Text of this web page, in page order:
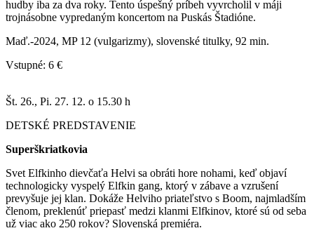
hudby iba za dva roky. Tento úspešný príbeh vyvrcholil v máji
trojnásobne vypredaným koncertom na Puskás Štadióne.
Maď.-2024, MP 12 (vulgarizmy), slovenské titulky, 92 min.
Vstupné: 6 €
Št. 26., Pi. 27. 12. o 15.30 h
DETSKÉ PREDSTAVENIE
Superškriatkovia
Svet Elfkinho dievčaťa Helvi sa obráti hore nohami, keď objaví
technologicky vyspelý Elfkin gang, ktorý v zábave a vzrušení
prevyšuje jej klan. Dokáže Helviho priateľstvo s Boom, najmladším
členom, preklenúť priepasť medzi klanmi Elfkinov, ktoré sú od seba
už viac ako 250 rokov? Slovenská premiéra.